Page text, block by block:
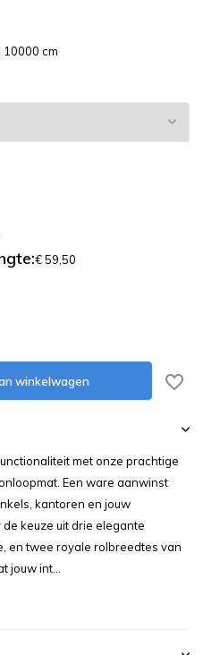
cm
€ 59,50
winkelwagen
met onze prachtige
Een ware aanwinst
kantoren en jouw
keuze uit drie elegante
en twee royale rolbreedtes van
jouw int...